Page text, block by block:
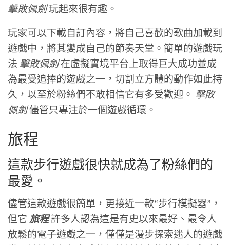
擊敗佩劍玩起來很有趣。
玩家可以下載自訂內容，將自己喜歡的歌曲加載到
遊戲中，將其變成自己的節奏天堂。簡單的遊戲玩
法 擊敗佩劍在虛擬實境平台上取得巨大成功並成
為最受追捧的遊戲之一，切割立方體的動作如此持
久，以至於粉絲們不敢相信它有多受歡迎。 擊敗
佩劍儘管只專注於一個遊戲循環。
旅程
這款步行遊戲很快就成為了粉絲們的
最愛。
儘管這款遊戲很簡單，更接近一款“步行模擬器”，
但它 旅程許多人認為這是有史以​​來最好、最令人
放鬆的電子遊戲之一，僅僅是漫步探索迷人的遊戲